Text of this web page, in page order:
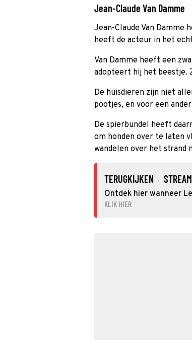
Jean-Claude Van Damme
Jean-Claude Van Damme
heeft de acteur in het
Van Damme heeft een
adopteert hij het beestje.
De huisdieren zijn niet
pootjes, en voor een
De spierbundel heeft
om honden over te laten
wandelen over het strand
TERUGKIJKEN ·
Ontdek hier wanneer
KLIK HIER